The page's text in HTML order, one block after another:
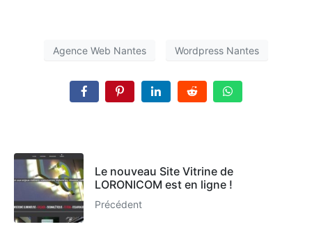
Agence Web Nantes Wordpress Nantes
Le nouveau Site Vitrine de
LORONICOM est en ligne !
Précédent